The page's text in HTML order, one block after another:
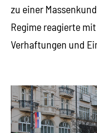
zu einer
Regime reagierte
Verhaftungen und